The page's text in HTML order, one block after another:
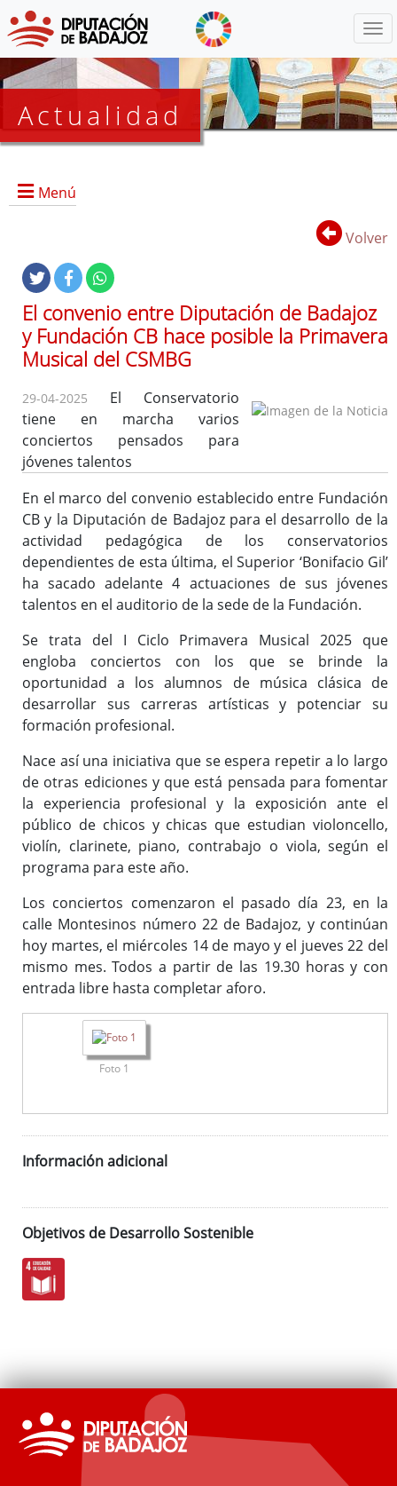
Actualidad
Menú
Noticias
Lista
de
distribución
Volver
El convenio entre Diputación de Badajoz
y Fundación CB hace posible la Primavera
Musical del CSMBG
29-04-2025
El Conservatorio
tiene en marcha varios
conciertos pensados para
jóvenes talentos
En el marco del convenio establecido entre Fundación
CB y la Diputación de Badajoz para el desarrollo de la
actividad pedagógica de los conservatorios
dependientes de esta última, el Superior ‘Bonifacio Gil’
ha sacado adelante 4 actuaciones de sus jóvenes
talentos en el auditorio de la sede de la Fundación.
Se trata del I Ciclo Primavera Musical 2025 que
engloba conciertos con los que se brinde la
oportunidad a los alumnos de música clásica de
desarrollar sus carreras artísticas y potenciar su
formación profesional.
Nace así una iniciativa que se espera repetir a lo largo
de otras ediciones y que está pensada para fomentar
la experiencia profesional y la exposición ante el
público de chicos y chicas que estudian violoncello,
violín, clarinete, piano, contrabajo o viola, según el
programa para este año.
Los conciertos comenzaron el pasado día 23, en la
calle Montesinos número 22 de Badajoz, y continúan
hoy martes, el miércoles 14 de mayo y el jueves 22 del
mismo mes. Todos a partir de las 19.30 horas y con
entrada libre hasta completar aforo.
Foto 1
Información adicional
Objetivos de Desarrollo Sostenible